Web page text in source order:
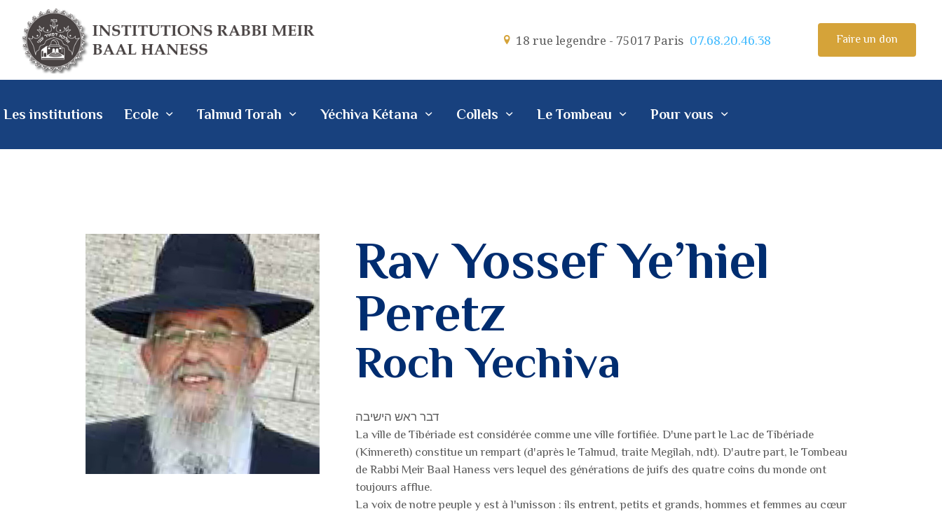
18 rue legendre - 75017 Paris 07.68.20.46.38 Faire un don
Les institutions Ecole Talmud Torah Yéchiva Kétana Collels Le Tombeau Pour vous
POUR VOUS
Rav Yossef Ye’hiel
Peretz
Roch Yechiva
דבר ראש הישיבה
La ville de Tibériade est considérée comme une ville fortifiée. D'une part le Lac de Tibériade
(Kinnereth) constitue un rempart (d'après le Talmud, traite Megilah, ndt). D'autre part, le Tombeau
de Rabbi Meir Baal Haness vers lequel des générations de juifs des quatre coins du monde ont
toujours afflue.
La voix de notre peuple y est à l'unisson : ils entrent, petits et grands, hommes et femmes au cœur